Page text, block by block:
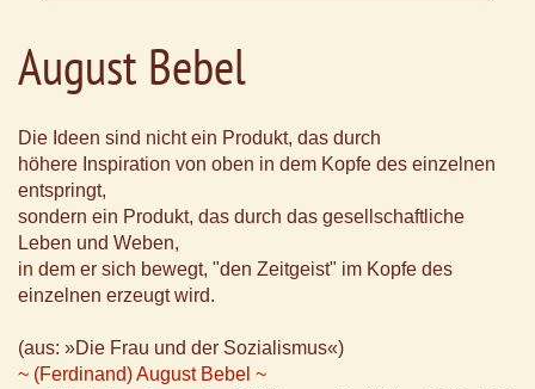
August Bebel
Die Ideen sind nicht ein Produkt, das durch
höhere Inspiration von oben in dem Kopfe des einzelnen
entspringt,
sondern ein Produkt, das durch das gesellschaftliche
Leben und Weben,
in dem er sich bewegt, "den Zeitgeist" im Kopfe des
einzelnen erzeugt wird.
(aus: »Die Frau und der Sozialismus«)
~ (Ferdinand) August Bebel ~